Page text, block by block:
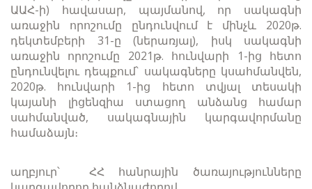
ԱԱՀ-ի) հավասար, պայմանով, որ սակագնի
առաջին որոշումը ընդունվում է մինչև 2020թ.
դեկտեմբերի 31-ը (ներառյալ), իսկ սակագնի
առաջին որոշումը 2021թ. հունվարի 1-ից հետո
ընդունվելու դեպքում՝ սակագները կսահմանվեն,
2020թ. հունվարի 1-ից հետո տվյալ տեսակի
կայանի լիցենզիա ստացող անձանց համար
սահմանված, սակագնային կարգավորմանը
համաձայն։
աղբյուր՝ ՀՀ հանրային ծառայությունները